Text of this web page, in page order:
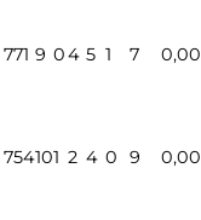
771 9 04 5 1 7 0,00
754101 2 4 0 9 0,00